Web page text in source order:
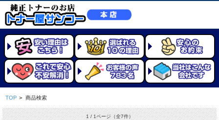
TOP > 商品検索
1 / 1ページ（全7件）